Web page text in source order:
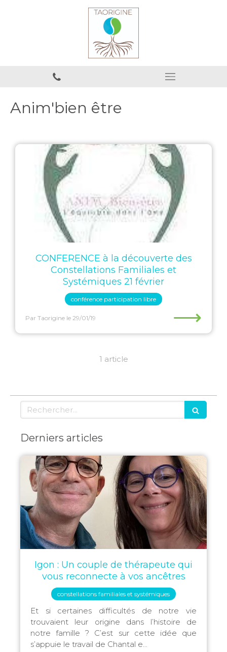
Anim'bien être
CONFERENCE à la découverte des
Constellations Familiales et
Systémiques 21 février
conférence participation libre
Par Taorigine le 29/01/19 ⟶
1 article
Rechercher
Derniers articles
Igon : Un couple de thérapeute qui
vous reconnecte à vos ancêtres
constellations familiales et systémiques
Et si certaines difficultés de notre vie
trouvaient leur origine dans l’histoire de
notre famille ? C’est sur cette idée que
s’appuie le travail de Chantal e...